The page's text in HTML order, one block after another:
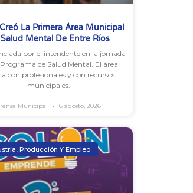
La Primera Área Municipal
Mental De Entre Ríos
por el intendente en la jornada
de Salud Mental. El área
con profesionales y con recursos
municipales.
Municipal 6 agosto, 2026
Producción Y Empleo